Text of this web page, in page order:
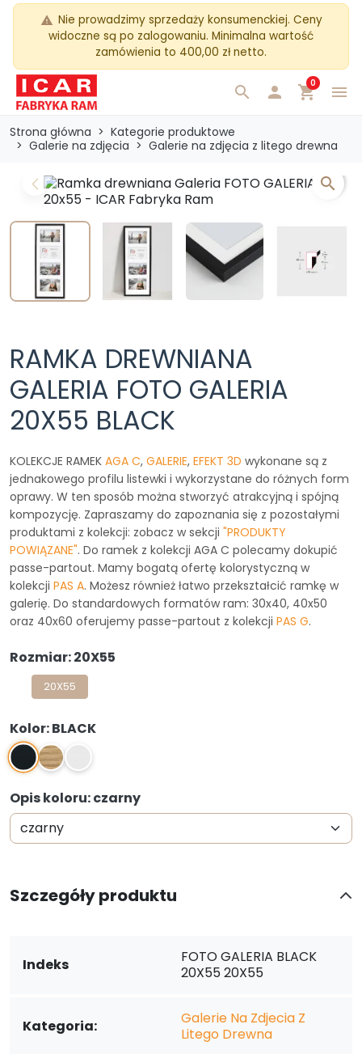
warning Nie prowadzimy sprzedaży konsumenckiej. Ceny
widoczne są po zalogowaniu. Minimalna wartość
zamówienia to 400,00 zł netto.
menu
search  shopping_cart
0
Strona główna
Kategorie produktowe
Galerie na zdjęcia
Galerie na zdjęcia z litego drewna
Previous Next
search
RAMKA DREWNIANA
GALERIA FOTO GALERIA
20X55 BLACK
KOLEKCJE RAMEK AGA C, GALERIE, EFEKT 3D wykonane są z
jednakowego profilu listewki i wykorzystane do różnych form
oprawy. W ten sposób można stworzyć atrakcyjną i spójną
kompozycję. Zapraszamy do zapoznania się z pozostałymi
produktami z kolekcji: zobacz w sekcji "PRODUKTY
POWIĄZANE". Do ramek z kolekcji AGA C polecamy dokupić
passe-partout. Mamy bogatą ofertę kolorystyczną w
kolekcji PAS A. Możesz również łatwo przekształcić ramkę w
galerię. Do standardowych formatów ram: 30x40, 40x50
oraz 40x60 oferujemy passe-partout z kolekcji PAS G.
Rozmiar: 20X55
20X55
Kolor: BLACK
BLACKNATURAL
Opis koloru: czarny
Szczegóły produktu
Indeks
FOTO GALERIA BLACK
20X55 20X55
Kategoria:
Galerie Na Zdjecia Z
Litego Drewna